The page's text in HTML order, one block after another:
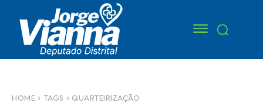
HOME TAGS QUARTEIRIZAÇÃO